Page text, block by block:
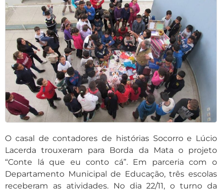
O casal de contadores de histórias Socorro e Lúcio
Lacerda trouxeram para Borda da Mata o projeto
“Conte lá que eu conto cá”. Em parceria com o
Departamento Municipal de Educação, três escolas
receberam as atividades. No dia 22/11, o turno da